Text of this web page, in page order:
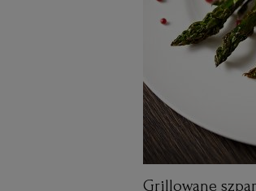
Grillowane